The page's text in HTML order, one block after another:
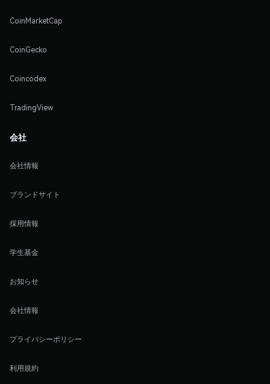
CoinMarketCap
CoinGecko
Coincodex
TradingView
会社
会社情報
ブランドサイト
採用情報
学生基金
お知らせ
会社情報
プライバシーポリシー
利用規約